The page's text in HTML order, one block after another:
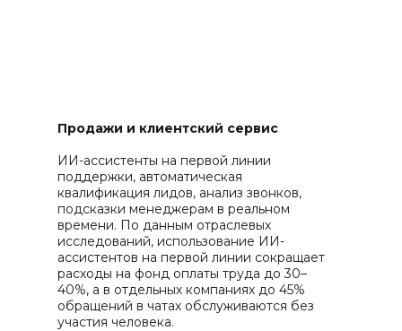
Продажи и клиентский сервис
ИИ-ассистенты на первой линии
поддержки, автоматическая
квалификация лидов, анализ звонков,
подсказки менеджерам в реальном
времени. По данным отраслевых
исследований, использование ИИ-
ассистентов на первой линии сокращает
расходы на фонд оплаты труда до 30–
40%, а в отдельных компаниях до 45%
обращений в чатах обслуживаются без
участия человека.